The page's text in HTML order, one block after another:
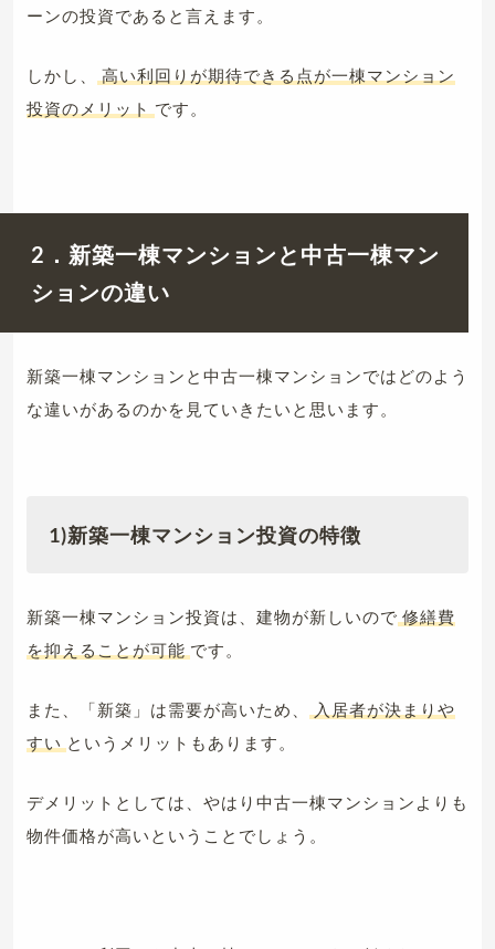
ーンの投資であると言えます。
しかし、
高い利回りが期待できる点が一棟マンション
投資のメリット です。
2．新築一棟マンションと中古一棟マン
ションの違い
新築一棟マンションと中古一棟マンションではどのよう
な違いがあるのかを見ていきたいと思います。
1)新築一棟マンション投資の特徴
新築一棟マンション投資は、建物が新しいので 修繕費
を抑えることが可能 です。
また、「新築」は需要が高いため、
入居者が決まりや
すい というメリットもあります。
デメリットとしては、やはり中古一棟マンションよりも
物件価格が高いということでしょう。